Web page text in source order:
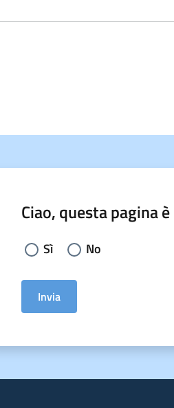
Ciao, questa pagina
Scegli la risposta:
Sì No
Invia